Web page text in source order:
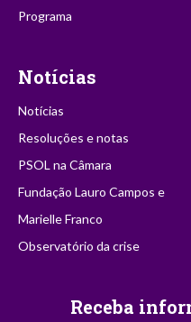
Programa
Notícias
Notícias
Resoluções e notas
PSOL na Câmara
Fundação Lauro Campos e
Marielle Franco
Observatório da crise
Receba